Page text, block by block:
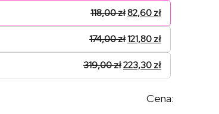
118,00zł82,60 zł
174,00zł121,80 zł
319,00zł223,30 zł
Cena: